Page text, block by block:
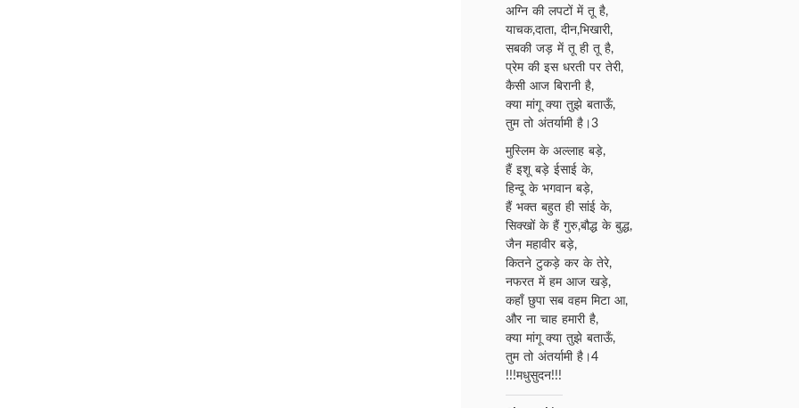
अग्नि की लपटों में तू है,
याचक,दाता, दीन,भिखारी,
सबकी जड़ में तू ही तू है,
प्रेम की इस धरती पर तेरी,
कैसी आज बिरानी है,
क्या मांगू क्या तुझे बताऊँ,
तुम तो अंतर्यामी है।3
मुस्लिम के अल्लाह बड़े,
हैं इशू बड़े ईसाई के,
हिन्दू के भगवान बड़े,
हैं भक्त बहुत ही सांई के,
सिक्खों के हैं गुरु,बौद्ध के बुद्ध,
जैन महावीर बड़े,
कितने टुकड़े कर के तेरे,
नफरत में हम आज खड़े,
कहाँ छुपा सब वहम मिटा आ,
और ना चाह हमारी है,
क्या मांगू क्या तुझे बताऊँ,
तुम तो अंतर्यामी है।4
!!!मधुसुदन!!!